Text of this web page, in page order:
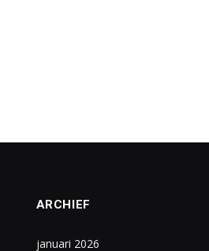
ARCHIEF
januari 2026